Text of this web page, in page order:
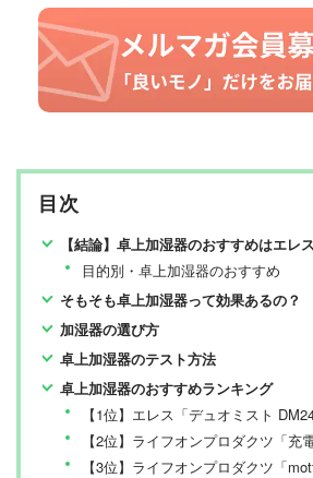
発行の雑誌とWebサイトで、掃
ア、食品まで、あらゆるジャン
証。編集部と専門家、そして社
て見つけた「本当に良いもの」
選してあなたにお届け。編集長
名以上の編集体制で日々の検証
目次
【結論】卓上加湿器のおすすめはエレ
目的別・卓上加湿器のおすすめ
そもそも卓上加湿器って効果あるの？
加湿器の選び方
卓上加湿器のテスト方法
卓上加湿器のおすすめランキング
【1位】エレス「デュオミスト
【2位】ライフオンプロダクツ「充電式miniクリア加
【3位】ライフオンプロダクツ「mottole 充